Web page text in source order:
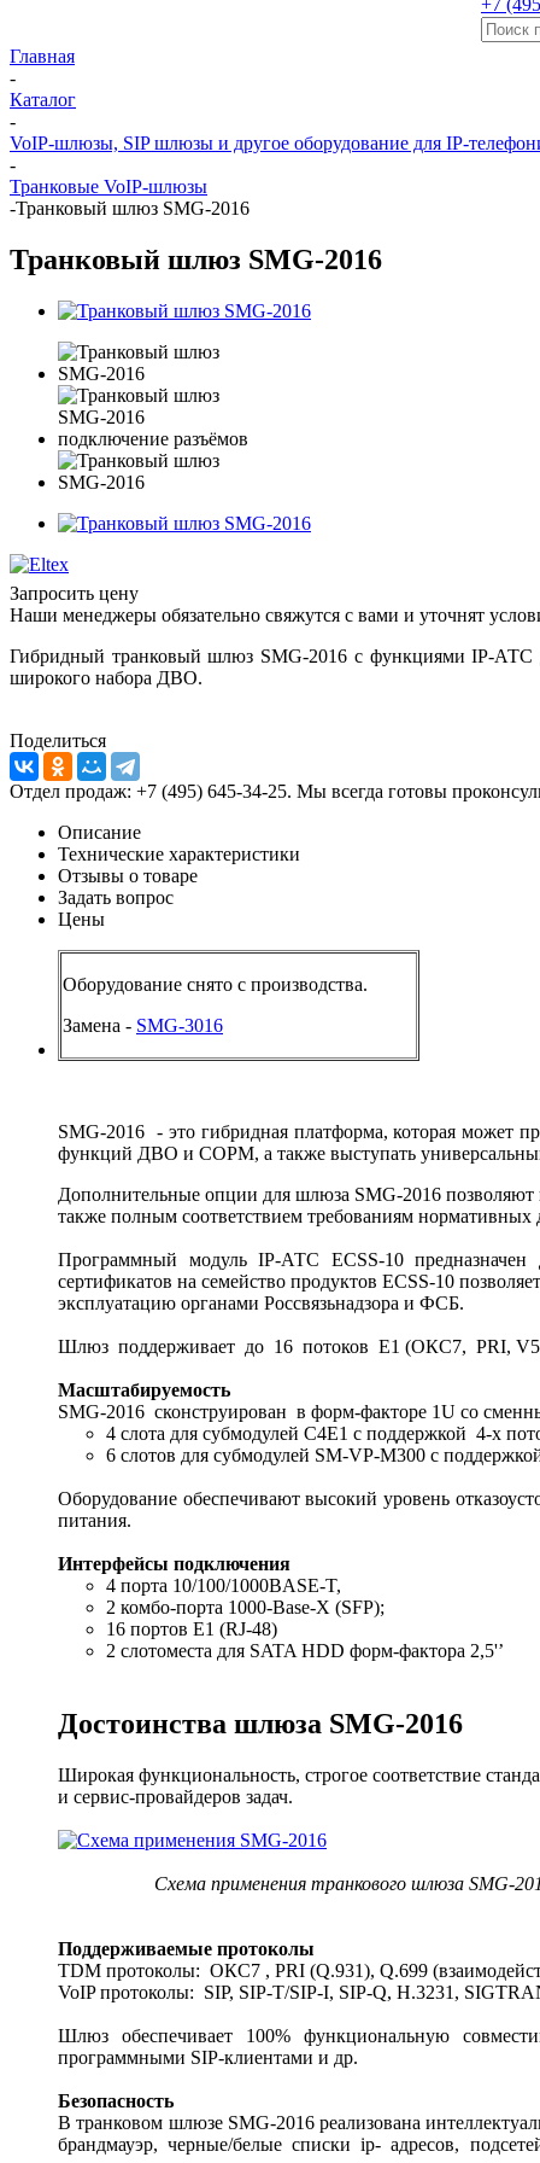
+7
Главная
-
Каталог
-
VoIP-шлюзы, SIP шлюзы и другое оборудование для IP-
-
Транковые VoIP-шлюзы
-Транковый шлюз SMG-2016
Транковый шлюз SMG-2016
Запросить цену
Наши менеджеры обязательно свяжутся с вами и уточнят
Гибридный транковый шлюз SMG-2016 с функциями IP-АТС
широкого набора ДВО.
Поделиться
Отдел продаж: +7 (495) 645-34-25. Мы всегда готовы
Описание
Технические характеристики
Отзывы о товаре
Задать вопрос
Цены
Оборудование снято с производства.
Замена - SMG-3016
SMG-2016 - это гибридная платформа, которая может
функций ДВО и СОРМ, а также выступать
Дополнительные опции для шлюза SMG-2016
также полным соответствием требованиям
Программный модуль IP-АТС ECSS-10 предназначен
сертификатов на семейство продуктов ECSS-10
эксплуатацию органами Россвязьнадзора и ФСБ.
Шлюз поддерживает до 16 потоков Е1 (ОКС7, PRI,
Масштабируемость
SMG-2016 сконструирован в форм-факторе 1U со
4 слота для субмодулей C4Е1 с поддержкой 4-х
6 слотов для субмодулей SM-VP-M300 с
Оборудование обеспечивают высокий уровень
питания.
Интерфейсы подключения
4 порта 10/100/1000BASE-T,
2 комбо-порта 1000-Base-X (SFP);
16 портов E1 (RJ-48)
2 слотоместа для SATA HDD форм-фактора 2,5'’
Достоинства шлюза SMG-2016
Широкая функциональность, строгое соответствие
и сервис-провайдеров задач.
Схема применения транкового шлюза SMG-
Поддерживаемые протоколы
TDM протоколы: ОКС7 , PRI (Q.931), Q.699
VoIP протоколы: SIP, SIP-T/SIP-I, SIP-Q, H.3231,
Шлюз обеспечивает 100% функциональную
программными SIP-клиентами и др.
Безопасность
В транковом шлюзе SMG-2016 реализована
брандмауэр, черные/белые списки ip- адресов,